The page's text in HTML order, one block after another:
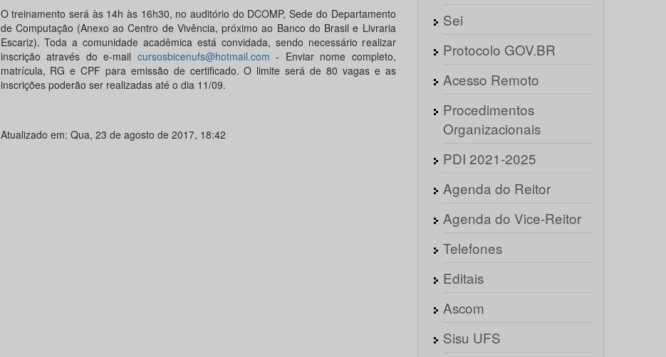
O treinamento será às 14h às 16h30, no auditório do DCOMP, Sede do Departamento
de Computação (Anexo ao Centro de Vivência, próximo ao Banco do Brasil e Livraria
Escariz). Toda a comunidade acadêmica está convidada, sendo necessário realizar
inscrição através do e-mail cursosbicenufs@hotmail.com - Enviar nome completo,
matrícula, RG e CPF para emissão de certificado. O limite será de 80 vagas e as
inscrições poderão ser realizadas até o dia 11/09.
Atualizado em: Qua, 23 de agosto de 2017, 18:42
Sei
Protocolo GOV.BR
Acesso Remoto
Procedimentos
Organizacionais
PDI 2021-2025
Agenda do Reitor
Agenda do Vice-Reitor
Telefones
Editais
Ascom
Sisu UFS